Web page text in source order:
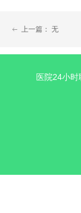
ꂃ 上一篇： 无
医院24小